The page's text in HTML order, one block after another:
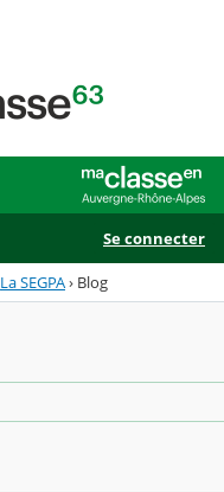
Se connecter
La SEGPA› Blog